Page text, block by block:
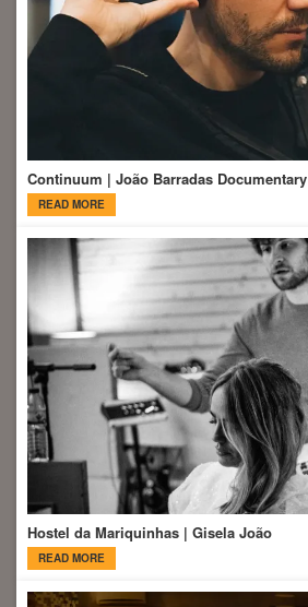
Continuum | João Barradas Documentary
READ MORE
Hostel da Mariquinhas | Gisela João
READ MORE